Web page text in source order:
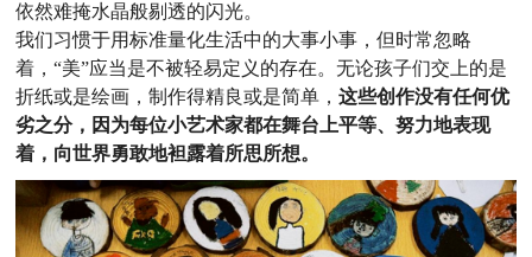
依然难掩水晶般剔透的闪光。
我们习惯于用标准量化生活中的大事小事，但时常忽略
着，“美”应当是不被轻易定义的存在。无论孩子们交上的是
折纸或是绘画，制作得精良或是简单，这些创作没有任何优
劣之分，因为每位小艺术家都在舞台上平等、努力地表现
着，向世界勇敢地袒露着所思所想。